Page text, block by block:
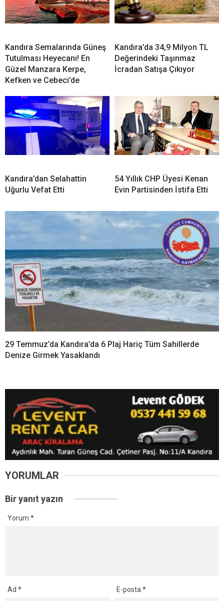
Kandıra Semalarında Güneş
Tutulması Heyecanı! En
Güzel Manzara Kerpe,
Kefken ve Cebeci’de
Kandıra’da 34,9 Milyon TL
Değerindeki Taşınmaz
İcradan Satışa Çıkıyor
Kandıra’dan Selahattin
Uğurlu Vefat Etti
54 Yıllık CHP Üyesi Kenan
Evin Partisinden İstifa Etti
29 Temmuz’da Kandıra’da 6 Plaj Hariç Tüm Sahillerde
Denize Girmek Yasaklandı
YORUMLAR
Bir yanıt yazın
Yorum *
Ad * E-posta*